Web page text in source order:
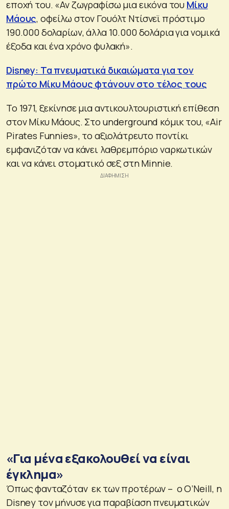
εποχή του. «Αν ζωγραφίσω μια εικόνα του Μίκυ
Μάους, οφείλω στον Γουόλτ Ντίσνεϊ πρόστιμο
190.000 δολαρίων, άλλα 10.000 δολάρια για νομικά
έξοδα και ένα χρόνο φυλακή».
Disney: Τα πνευματικά δικαιώματα για τον
πρώτο Μίκυ Μάους φτάνουν στο τέλος τους
Το 1971, ξεκίνησε μια αντικουλτουριστική επίθεση
στον Μίκυ Μάους. Στο underground κόμικ του, «Air
Pirates Funnies», το αξιολάτρευτο ποντίκι
εμφανιζόταν να κάνει λαθρεμπόριο ναρκωτικών
και να κάνει στοματικό σεξ στη Minnie.
«Για μένα εξακολουθεί να είναι
έγκλημα»
Όπως φανταζόταν εκ των προτέρων – ο O’Neill, η
Disney τον μήνυσε για παραβίαση πνευματικών